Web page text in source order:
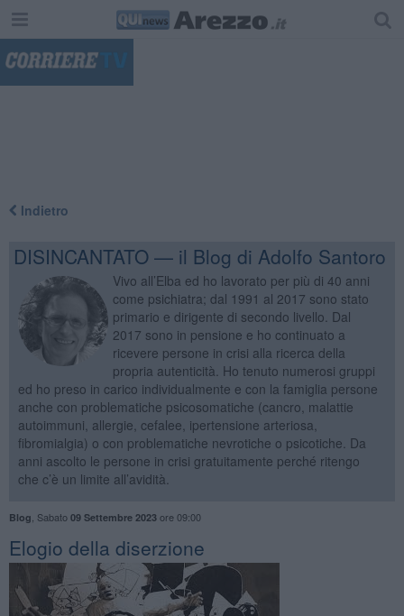
Indietro
DISINCANTATO — il Blog di Adolfo Santoro
Vivo all’Elba ed ho lavorato per più di 40 anni
come psichiatra; dal 1991 al 2017 sono stato
primario e dirigente di secondo livello. Dal
2017 sono in pensione e ho continuato a
ricevere persone in crisi alla ricerca della
propria autenticità. Ho tenuto numerosi gruppi
ed ho preso in carico individualmente e con la famiglia persone
anche con problematiche psicosomatiche (cancro, malattie
autoimmuni, allergie, cefalee, ipertensione arteriosa,
fibromialgia) o con problematiche nevrotiche o psicotiche. Da
anni ascolto le persone in crisi gratuitamente perché ritengo
che c’è un limite all’avidità.
Blog Sabato 09 Settembre 2023ore 09:00
Elogio della diserzione